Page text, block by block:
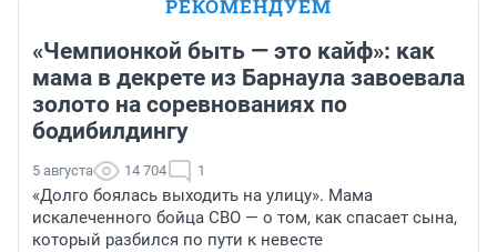
РЕКОМЕНДУЕМ
«Чемпионкой быть — это кайф»: как
мама в декрете из Барнаула завоевала
золото на соревнованиях по
бодибилдингу
5 августа 14 704 1
«Долго боялась выходить на улицу». Мама
искалеченного бойца СВО — о том, как спасает сына,
который разбился по пути к невесте